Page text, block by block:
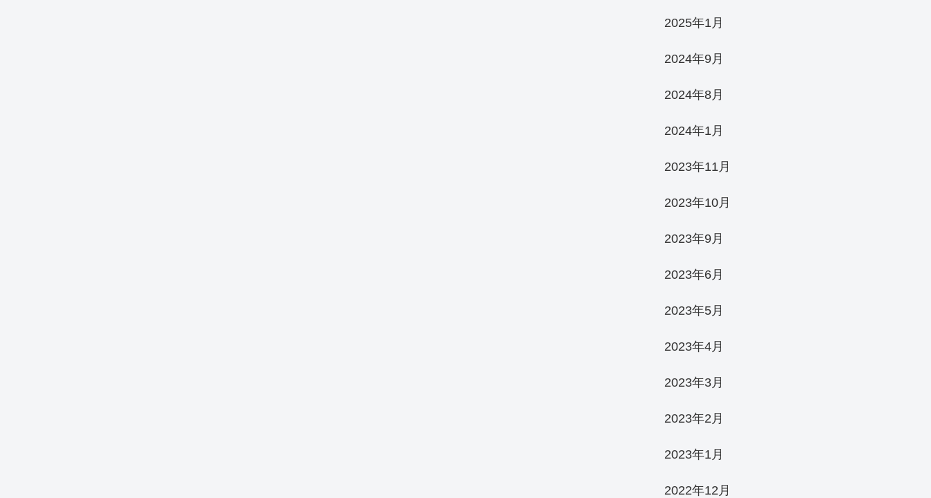
2025年1月
2024年9月
2024年8月
2024年1月
2023年11月
2023年10月
2023年9月
2023年6月
2023年5月
2023年4月
2023年3月
2023年2月
2023年1月
2022年12月